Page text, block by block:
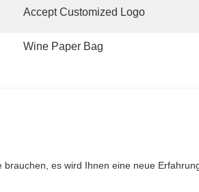
Accept Customized Logo
Wine Paper Bag
es wird Ihnen eine neue